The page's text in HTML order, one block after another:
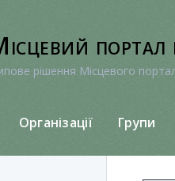
рішення Місцевого
Організації Групи